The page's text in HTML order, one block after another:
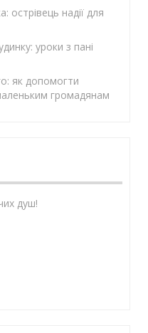
острівець надії для
уроки з пані
як допомогти
громадянам
душ!